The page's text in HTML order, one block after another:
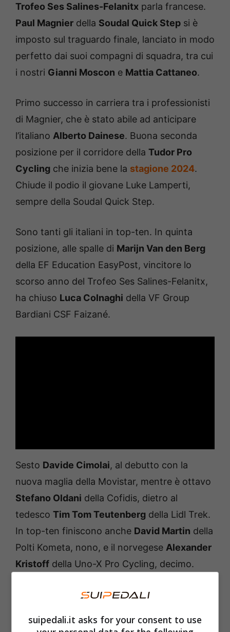
Trofeo Ses Salines-Felanitx parla francese.
Paul Magnier della Soudal Quick Step si è
imposto sul traguardo finale, lanciato in modo
perfetto dai suoi compagni di squadra, tra cui
i nostri Gianni Moscon e Mattia Cattaneo.
Primo successo in carriera tra i professionisti
di Magnier, che è stato abile ad anticipare
l’italiano Alberto Dainese. Buona seconda
posizione per il corridore della Tudor Pro
Cycling che inizia bene la stagione 2024.
Chiude il podio il giovane Luke Lamperti,
sempre della Soudal Quick Step.
Sono tanti gli italiani in top-ten. In quinta
posizione, alle spalle di Marijn Van den Berg
della EF Education EasyPost, vincitore lo
scorso anno del Trofeo Ses Salines-Felanitx,
ha chiuso Luca Colnaghi della VF Group
Bardiani CSF Faizané.
Sesto Davide Cimolai, al debutto con la
nuova maglia della Movistar, mentre è ottavo
Stefano Oldani della Cofidis, dietro al
tedesco Tim Tom Teutenberg della Lidl Trek.
In top-ten finiscono anche David Martin della
Polti Kometa, nono, e il norvegese Alexander
Kristoff della Uno-X Pro Cycling, decimo.
Tra i grandi protagonisti di giornata anche
Faizané, in fuga fin dai primissimi chilometri
suipedali.it asks for your consent to use